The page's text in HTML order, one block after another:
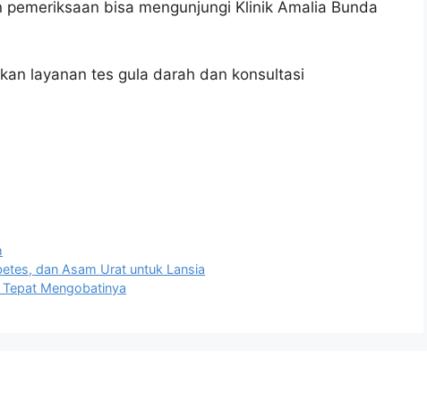
bisa mengunjungi Klinik Amalia Bunda
layanan tes gula darah dan konsultasi
dan Asam Urat untuk Lansia
Tepat Mengobatinya